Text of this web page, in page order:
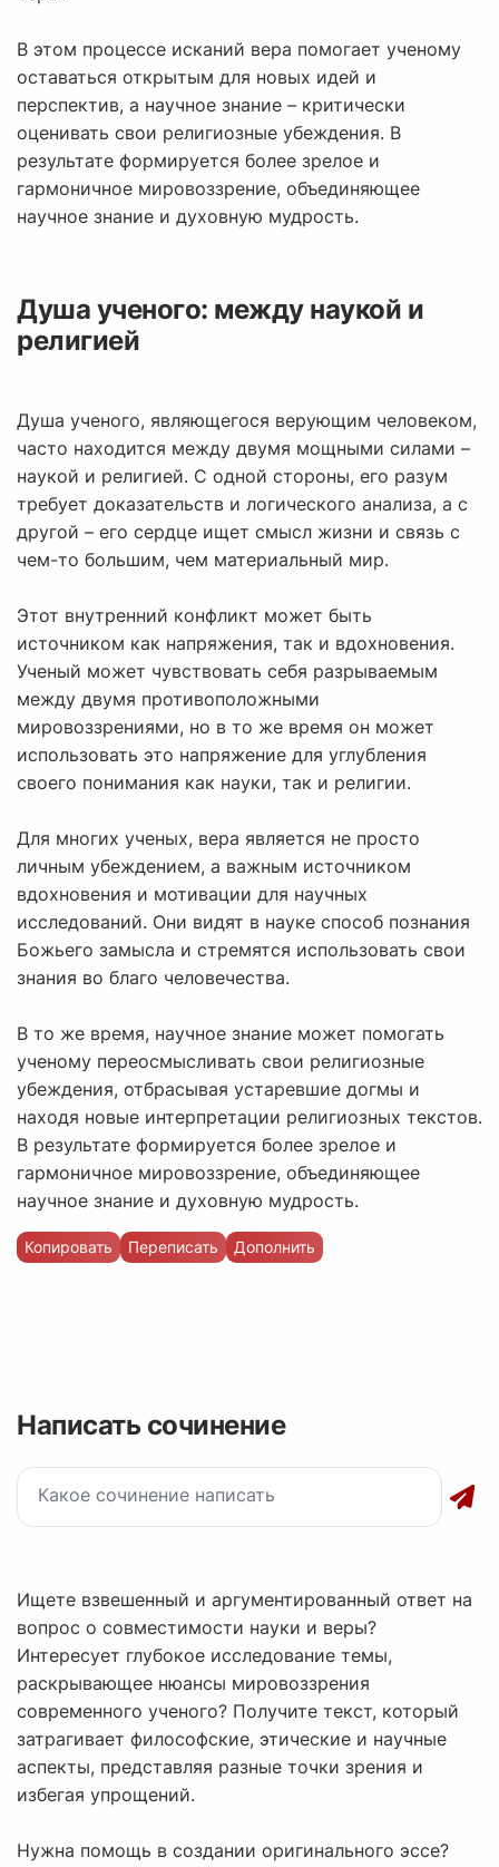
В этом процессе исканий вера помогает ученому
оставаться открытым для новых идей и
перспектив, а научное знание – критически
оценивать свои религиозные убеждения. В
результате формируется более зрелое и
гармоничное мировоззрение, объединяющее
научное знание и духовную мудрость.
Душа ученого: между наукой и
религией
Душа ученого, являющегося верующим человеком,
часто находится между двумя мощными силами –
наукой и религией. С одной стороны, его разум
требует доказательств и логического анализа, а с
другой – его сердце ищет смысл жизни и связь с
чем-то большим, чем материальный мир.
Этот внутренний конфликт может быть
источником как напряжения, так и вдохновения.
Ученый может чувствовать себя разрываемым
между двумя противоположными
мировоззрениями, но в то же время он может
использовать это напряжение для углубления
своего понимания как науки, так и религии.
Для многих ученых, вера является не просто
личным убеждением, а важным источником
вдохновения и мотивации для научных
исследований. Они видят в науке способ познания
Божьего замысла и стремятся использовать свои
знания во благо человечества.
В то же время, научное знание может помогать
ученому переосмысливать свои религиозные
убеждения, отбрасывая устаревшие догмы и
находя новые интерпретации религиозных текстов.
В результате формируется более зрелое и
гармоничное мировоззрение, объединяющее
научное знание и духовную мудрость.
Копировать Переписать Дополнить
Написать сочинение
Ищете взвешенный и аргументированный ответ на
вопрос о совместимости науки и веры?
Интересует глубокое исследование темы,
раскрывающее нюансы мировоззрения
современного ученого? Получите текст, который
затрагивает философские, этические и научные
аспекты, представляя разные точки зрения и
избегая упрощений.
Нужна помощь в создании оригинального эссе?